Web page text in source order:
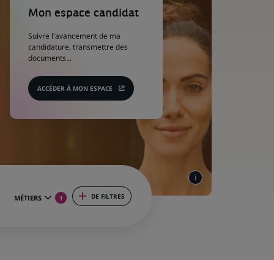
Mon espace candidat
Suivre l'avancement de ma
candidature, transmettre des
documents...
ACCÉDER À MON ESPACE
s'ouvre
dans
nouvel
onglet)
MÉTIERS 1 DE FILTRES